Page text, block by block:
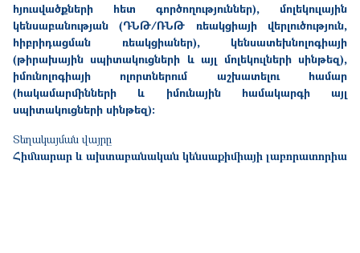
հյուսվածքների հետ գործողություններ), մոլեկուլային
կենսաբանության (ԴՆԹ/ՌՆԹ ռեակցիայի վերլուծություն,
հիբրիդացման ռեակցիաներ), կենսատեխնոլոգիայի
(թիրախային սպիտակուցների և այլ մոլեկուլների սինթեզ),
իմունոլոգիայի ոլորտներում աշխատելու համար
(հակամարմինների և իմունային համակարգի այլ
սպիտակուցների սինթեզ):
Տեղակայման վայրը
Հիմնարար և ախտաբանական կենսաքիմիայի լաբորատորիա